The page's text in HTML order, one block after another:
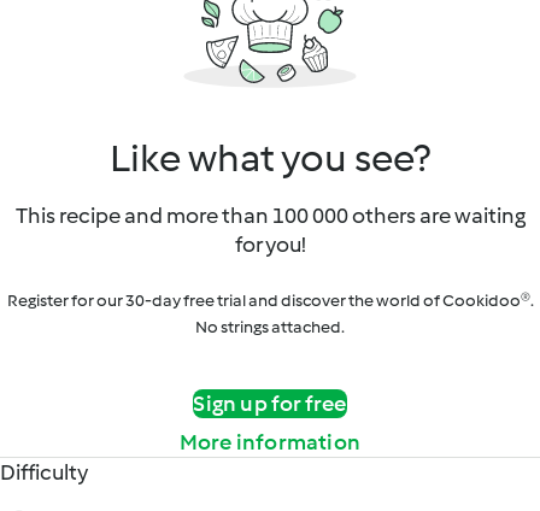
Like what you see?
This recipe and more than 100 000 others are waiting
for you!
Register for our 30-day free trial and discover the world of Cookidoo®.
No strings attached.
Sign up for free
More information
Difficulty